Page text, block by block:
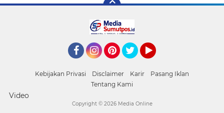
Kebijakan Privasi Disclaimer Karir
Pasang Iklan
Tentang Kami
Video
Copyright © 2026 Media Online